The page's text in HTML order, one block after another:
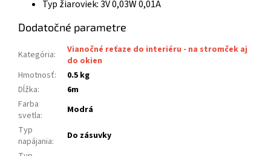
Typ žiaroviek: 3V 0,03W 0,01A
Dodatočné parametre
Kategória:
Vianočné reťaze do interiéru - na stromček aj
do okien
Hmotnosť:
0.5 kg
Dĺžka:
6m
Farba
svetla:
Modrá
Typ
napájania:
Do zásuvky